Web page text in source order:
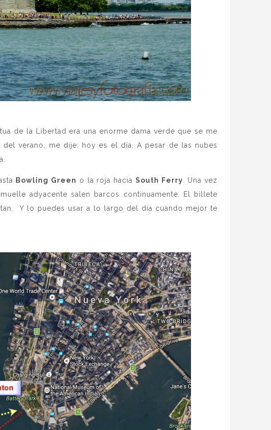
de la Libertad era una enorme dama verde que se me
del verano, me dije: hoy es el día. A pesar de las nubes
Bowling Green o la roja hacia South Ferry . Una vez
adyacente salen barcos continuamente. El billete
Y lo puedes usar a lo largo del día cuando mejor te